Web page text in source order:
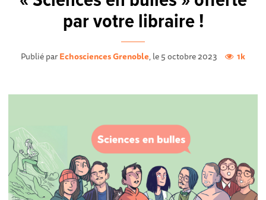
par votre libraire !
Publié parEchosciences Grenoble, le 5 octobre 2023 1k